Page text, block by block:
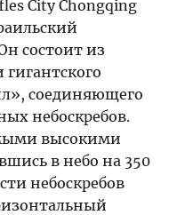
City Chongqing
состоит из
соединяющего
небоскребов.
высокими
в небо на 350
небоскребов